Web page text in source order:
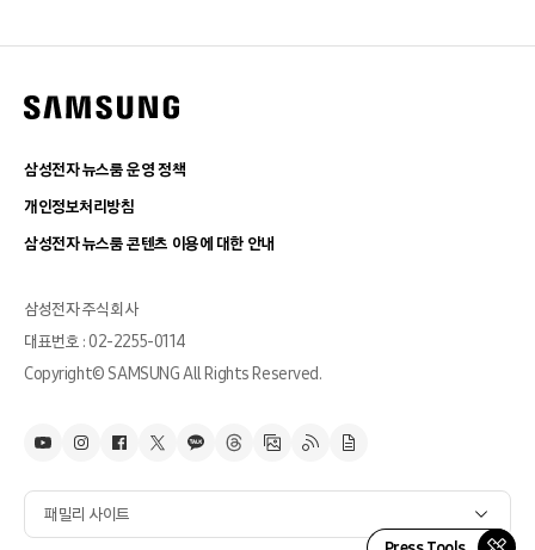
삼성전자 뉴스룸 운영 정책
개인정보처리방침
삼성전자 뉴스룸 콘텐츠 이용에 대한 안내
삼성전자 주식회사
대표번호 : 02-2255-0114
Copyright© SAMSUNG All Rights Reserved.
패밀리 사이트